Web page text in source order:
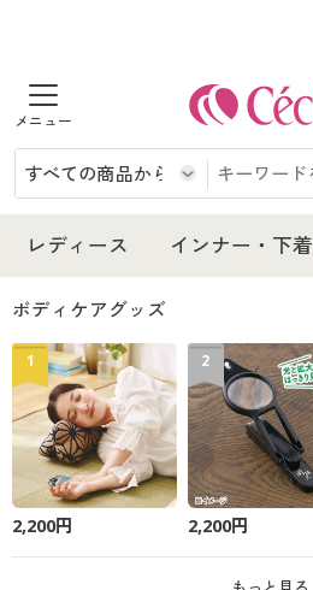
商品を探す
レディース
レディースファッション
女性下着
インナー・下着
インナー・下着通販すべて
女性下着
メンズ下着
ジュニア・ティーンズ下着
メンズ
メンズ通販すべて
メンズファッション
メンズ下着
家電・雑貨
家電・雑貨すべて
家電
寝具・インテリア・家具
寝具・インテリア・家具通販すべて
美容・健康
美容・健康通販すべて
制服・スクール
レディース インナー・下着
ボディケアグッズ
1
2,200円
2
2,200円